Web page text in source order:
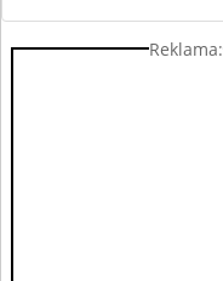
Reklama: